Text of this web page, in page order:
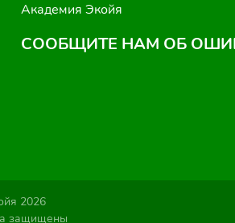
Академия Экойя
СООБЩИТЕ НАМ ОБ
2026
защищены